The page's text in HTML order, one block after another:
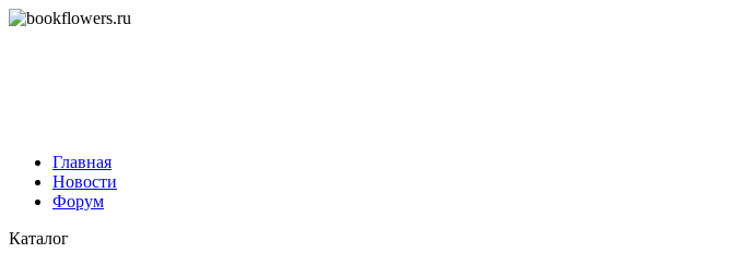
Главная
Новости
Форум
Каталог